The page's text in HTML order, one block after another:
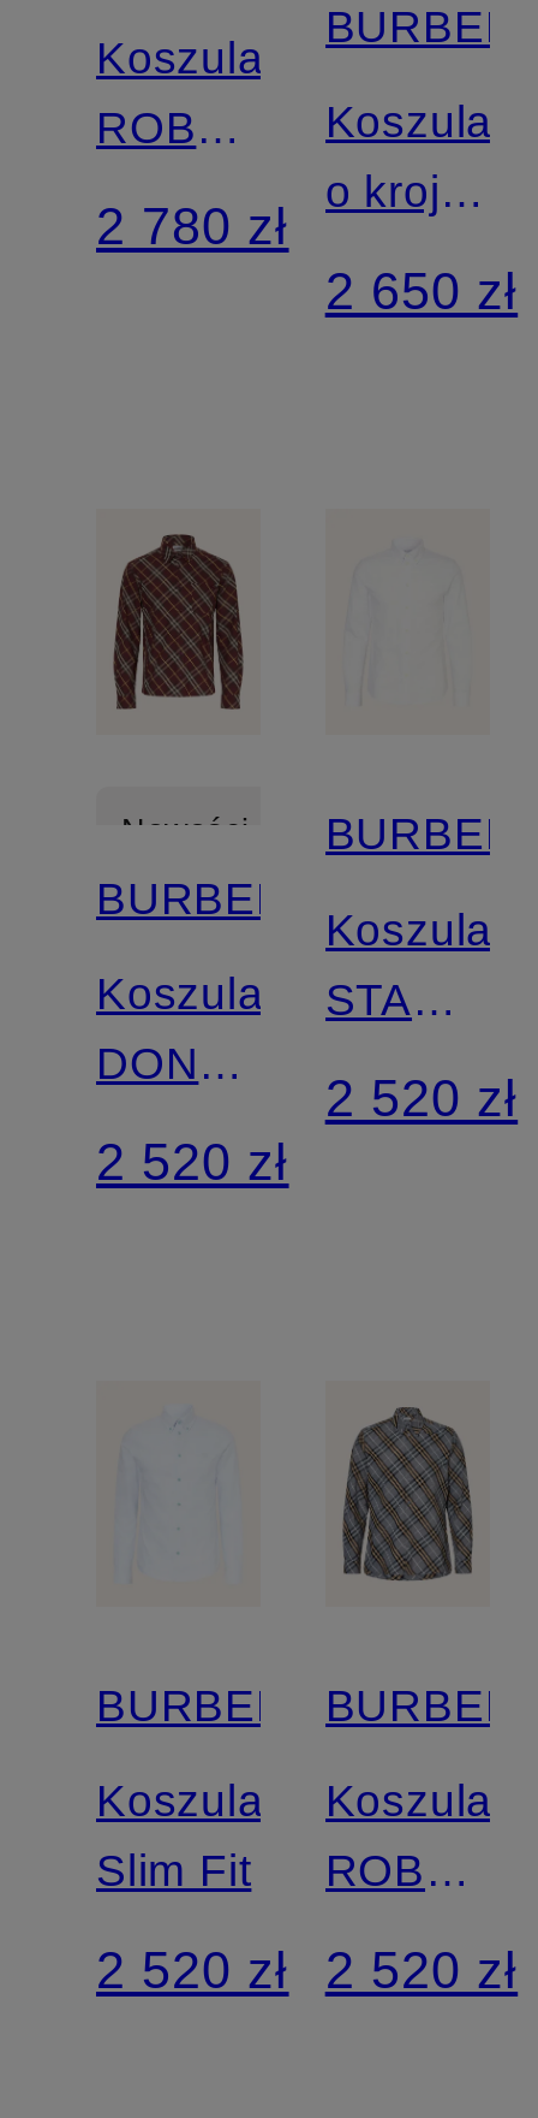
Koszula
ROBERT
comfort
fit
2 780 zł
Koszula
o kroju
slim fit
2 650 zł
Nowości
BURBERRY
Koszula
DONALD
Classic
Fit
2 520 zł
Koszula
Extra
Slim Fit
2 520 zł
BURBERRY
Koszula
Slim Fit
2 520 zł
Koszula
ROBERT
Slim Fit
2 520 zł